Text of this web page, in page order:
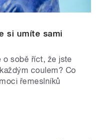
si umíte sami
o sobě říct, že jste
coulem? Co
řemeslníků